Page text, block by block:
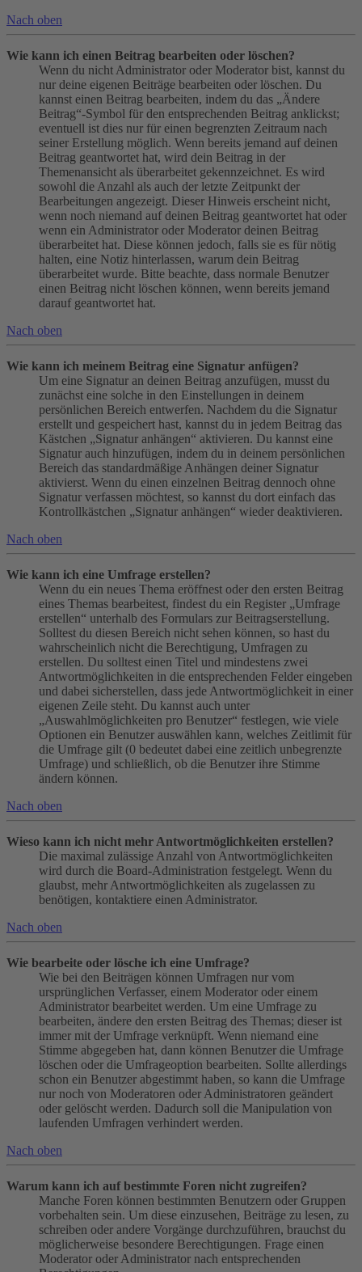
Nach oben
Wie kann ich einen Beitrag bearbeiten oder löschen?
Wenn du nicht Administrator oder Moderator bist, kannst du
nur deine eigenen Beiträge bearbeiten oder löschen. Du
kannst einen Beitrag bearbeiten, indem du das „Ändere
Beitrag“-Symbol für den entsprechenden Beitrag anklickst;
eventuell ist dies nur für einen begrenzten Zeitraum nach
seiner Erstellung möglich. Wenn bereits jemand auf deinen
Beitrag geantwortet hat, wird dein Beitrag in der
Themenansicht als überarbeitet gekennzeichnet. Es wird
sowohl die Anzahl als auch der letzte Zeitpunkt der
Bearbeitungen angezeigt. Dieser Hinweis erscheint nicht,
wenn noch niemand auf deinen Beitrag geantwortet hat oder
wenn ein Administrator oder Moderator deinen Beitrag
überarbeitet hat. Diese können jedoch, falls sie es für nötig
halten, eine Notiz hinterlassen, warum dein Beitrag
überarbeitet wurde. Bitte beachte, dass normale Benutzer
einen Beitrag nicht löschen können, wenn bereits jemand
darauf geantwortet hat.
Nach oben
Wie kann ich meinem Beitrag eine Signatur anfügen?
Um eine Signatur an deinen Beitrag anzufügen, musst du
zunächst eine solche in den Einstellungen in deinem
persönlichen Bereich entwerfen. Nachdem du die Signatur
erstellt und gespeichert hast, kannst du in jedem Beitrag das
Kästchen „Signatur anhängen“ aktivieren. Du kannst eine
Signatur auch hinzufügen, indem du in deinem persönlichen
Bereich das standardmäßige Anhängen deiner Signatur
aktivierst. Wenn du einen einzelnen Beitrag dennoch ohne
Signatur verfassen möchtest, so kannst du dort einfach das
Kontrollkästchen „Signatur anhängen“ wieder deaktivieren.
Nach oben
Wie kann ich eine Umfrage erstellen?
Wenn du ein neues Thema eröffnest oder den ersten Beitrag
eines Themas bearbeitest, findest du ein Register „Umfrage
erstellen“ unterhalb des Formulars zur Beitragserstellung.
Solltest du diesen Bereich nicht sehen können, so hast du
wahrscheinlich nicht die Berechtigung, Umfragen zu
erstellen. Du solltest einen Titel und mindestens zwei
Antwortmöglichkeiten in die entsprechenden Felder eingeben
und dabei sicherstellen, dass jede Antwortmöglichkeit in einer
eigenen Zeile steht. Du kannst auch unter
„Auswahlmöglichkeiten pro Benutzer“ festlegen, wie viele
Optionen ein Benutzer auswählen kann, welches Zeitlimit für
die Umfrage gilt (0 bedeutet dabei eine zeitlich unbegrenzte
Umfrage) und schließlich, ob die Benutzer ihre Stimme
ändern können.
Nach oben
Wieso kann ich nicht mehr Antwortmöglichkeiten erstellen?
Die maximal zulässige Anzahl von Antwortmöglichkeiten
wird durch die Board-Administration festgelegt. Wenn du
glaubst, mehr Antwortmöglichkeiten als zugelassen zu
benötigen, kontaktiere einen Administrator.
Nach oben
Wie bearbeite oder lösche ich eine Umfrage?
Wie bei den Beiträgen können Umfragen nur vom
ursprünglichen Verfasser, einem Moderator oder einem
Administrator bearbeitet werden. Um eine Umfrage zu
bearbeiten, ändere den ersten Beitrag des Themas; dieser ist
immer mit der Umfrage verknüpft. Wenn niemand eine
Stimme abgegeben hat, dann können Benutzer die Umfrage
löschen oder die Umfrageoption bearbeiten. Sollte allerdings
schon ein Benutzer abgestimmt haben, so kann die Umfrage
nur noch von Moderatoren oder Administratoren geändert
oder gelöscht werden. Dadurch soll die Manipulation von
laufenden Umfragen verhindert werden.
Nach oben
Warum kann ich auf bestimmte Foren nicht zugreifen?
Manche Foren können bestimmten Benutzern oder Gruppen
vorbehalten sein. Um diese einzusehen, Beiträge zu lesen, zu
schreiben oder andere Vorgänge durchzuführen, brauchst du
möglicherweise besondere Berechtigungen. Frage einen
Moderator oder Administrator nach entsprechenden